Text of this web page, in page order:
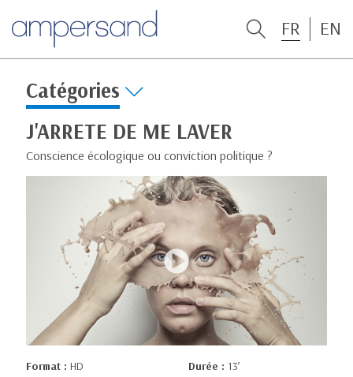
FR EN
Catégories
J'ARRETE DE ME LAVER
Conscience écologique ou conviction politique ?
Format : HD Durée : 13’